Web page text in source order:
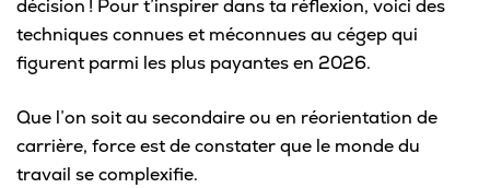
Services à la population
Communications
décision ! Pour t’inspirer dans ta réflexion, voici des
techniques connues et méconnues au cégep qui
figurent parmi les plus payantes en 2026.
Que l’on soit au secondaire ou en réorientation de
carrière, force est de constater que le monde du
travail se complexifie.